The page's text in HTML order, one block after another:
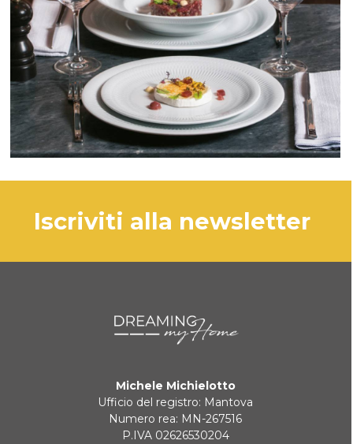
iscriviti alla newsletter
Michele Michielotto
Ufficio del registro: Mantova
Numero rea: MN-267516
P.IVA 02626530204